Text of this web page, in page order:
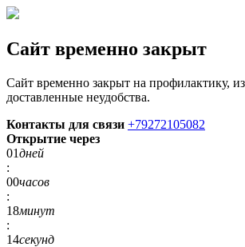
Сайт временно закрыт
Сайт временно закрыт на профилактику,
доставленные неудобства.
Контакты для связи +79272105082
Открытие через
01дней
:
00часов
:
18минут
:
14секунд